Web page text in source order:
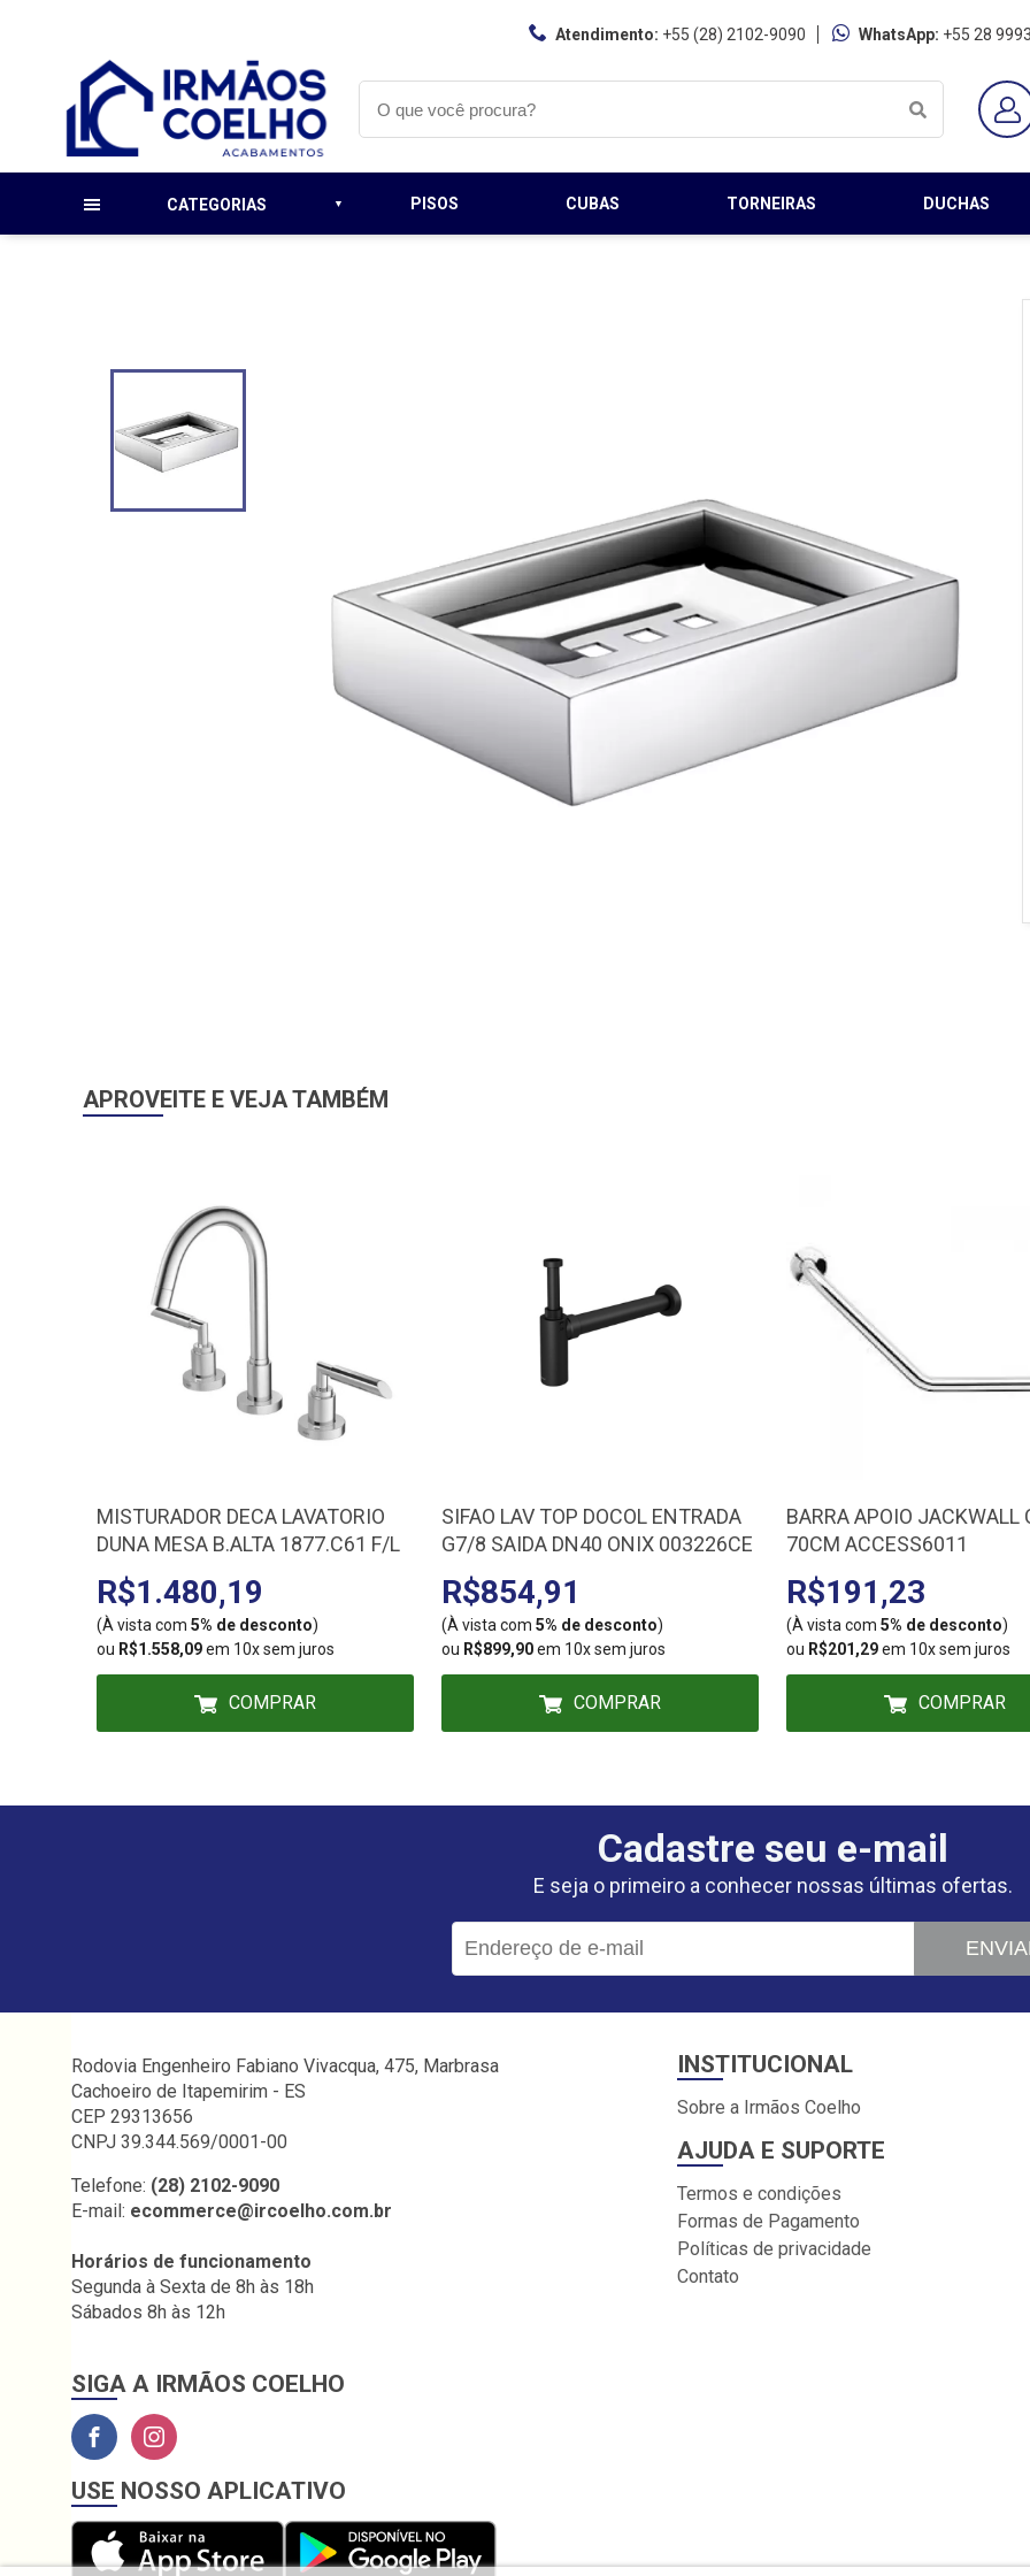
Atendimento: +55 (28) 2102-9090 WhatsApp: +55 28
CATEGORIAS PISOS CUBAS TORNEIRAS DUCHAS
APROVEITE E VEJA TAMBÉM
MISTURADOR DECA LAVATORIO
DUNA MESA B.ALTA 1877.C61 F/L
R$1.480,19
(À vista com 5% de desconto)
ou R$1.558,09em 10x sem juros
COMPRAR
SIFAO LAV TOP DOCOL ENTRADA
G7/8 SAIDA DN40 ONIX 003226CE
R$854,91
(À vista com 5% de desconto)
ou R$899,90em 10x sem juros
COMPRAR
BARRA APOIO JACKWALL
70CM ACCESS6011
R$191,23
(À vista com 5% de desconto)
ou R$201,29em 10x sem juros
COMPRAR
Cadastre seu e-mail
E seja o primeiro a conhecer nossas últimas ofertas.
Rodovia Engenheiro Fabiano Vivacqua, 475, Marbrasa
Cachoeiro de Itapemirim - ES
CEP 29313656
CNPJ 39.344.569/0001-00
Telefone: (28) 2102-9090
E-mail: ecommerce@ircoelho.com.br
Horários de funcionamento
Segunda à Sexta de 8h às 18h
Sábados 8h às 12h
SIGA A IRMÃOS COELHO
INSTITUCIONAL
Sobre a Irmãos Coelho
AJUDA E SUPORTE
Termos e condições
Formas de Pagamento
Políticas de privacidade
Contato
USE NOSSO APLICATIVO